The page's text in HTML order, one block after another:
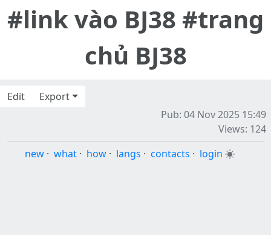
#link vào BJ38 #trang
chủ BJ38
Edit
Export
Pub: 04 Nov 2025 15:49
Views: 124
new · what · how · langs · contacts · login